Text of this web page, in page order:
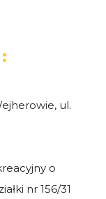
:
ul.
o
nr 156/31